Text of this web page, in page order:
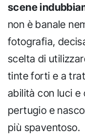
scene
non è banale
fotografia,
scelta di
tinte forti e a
abilità con luci e
pertugio e
più spaventoso.